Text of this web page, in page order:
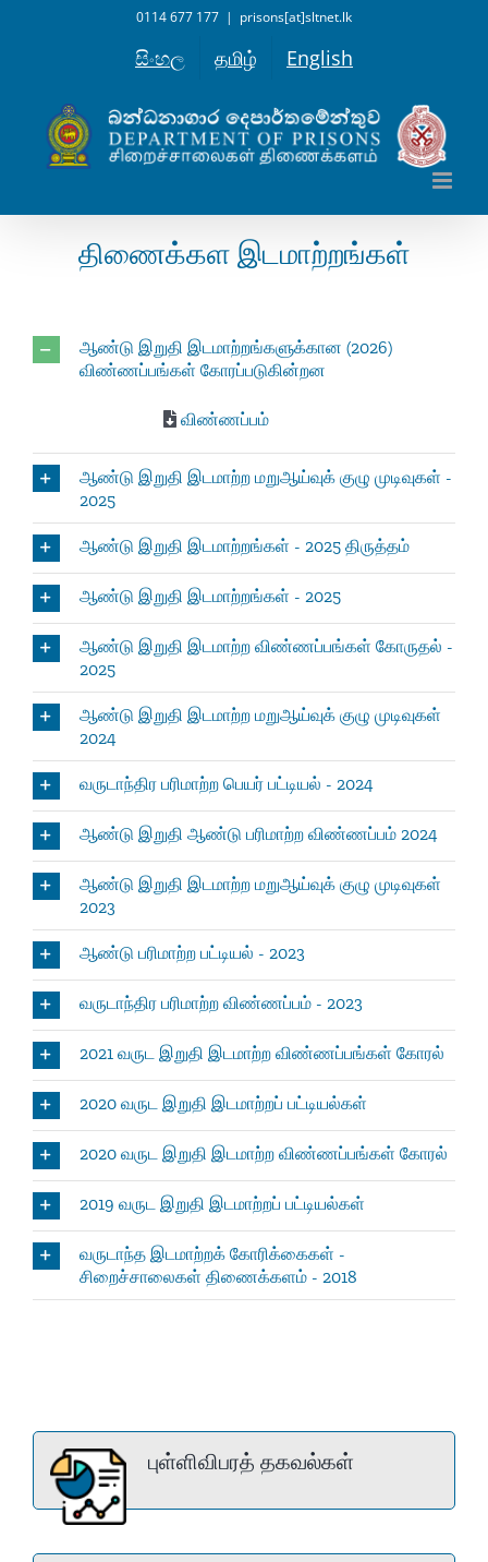
0114 677 177 | prisons[at]sltnet.lk
සිංහල தமிழ் English
திணைக்கள இடமாற்றங்கள்
ஆண்டு இறுதி இடமாற்றங்களுக்கான (2026)
விண்ணப்பங்கள் கோரப்படுகின்றன
விண்ணப்பம்
ஆண்டு இறுதி இடமாற்ற மறுஆய்வுக் குழு முடிவுகள் -
2025
ஆண்டு இறுதி இடமாற்றங்கள் - 2025 திருத்தம்
ஆண்டு இறுதி இடமாற்றங்கள் - 2025
ஆண்டு இறுதி இடமாற்ற விண்ணப்பங்கள் கோருதல் -
2025
ஆண்டு இறுதி இடமாற்ற மறுஆய்வுக் குழு முடிவுகள்
2024
வருடாந்திர பரிமாற்ற பெயர் பட்டியல் - 2024
ஆண்டு இறுதி ஆண்டு பரிமாற்ற விண்ணப்பம் 2024
ஆண்டு இறுதி இடமாற்ற மறுஆய்வுக் குழு முடிவுகள்
2023
ஆண்டு பரிமாற்ற பட்டியல் - 2023
வருடாந்திர பரிமாற்ற விண்ணப்பம் - 2023
2021 வருட இறுதி இடமாற்ற விண்ணப்பங்கள் கோரல்
2020 வருட இறுதி இடமாற்றப் பட்டியல்கள்
2020 வருட இறுதி இடமாற்ற விண்ணப்பங்கள் கோரல்
2019 வருட இறுதி இடமாற்றப் பட்டியல்கள்
வருடாந்த இடமாற்றக் கோரிக்கைகள் -
சிறைச்சாலைகள் திணைக்களம் - 2018
புள்ளிவிபரத் தகவல்கள்